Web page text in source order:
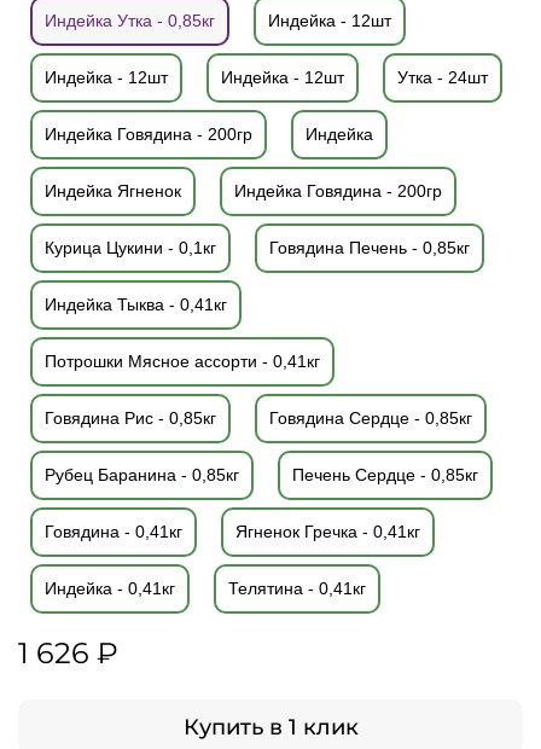
Индейка Утка - 0,85кг Индейка - 12шт
Индейка - 12шт Индейка - 12шт Утка - 24шт
Индейка Говядина - 200гр Индейка
Индейка Ягненок Индейка Говядина - 200гр
Курица Цукини - 0,1кг Говядина Печень - 0,85кг
Индейка Тыква - 0,41кг
Потрошки Мясное ассорти - 0,41кг
Говядина Рис - 0,85кг Говядина Сердце - 0,85кг
Рубец Баранина - 0,85кг Печень Сердце - 0,85кг
Говядина - 0,41кг Ягненок Гречка - 0,41кг
Индейка - 0,41кг Телятина - 0,41кг
1 626 ₽
Купить в 1 клик